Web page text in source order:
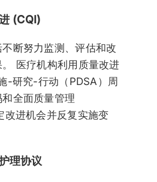
(CQI)
断努力监测、评估和改
医疗机构利用质量改进
-研究-行动（PDSA）周
全面质量管理
改进机会并反复实施变
理协议